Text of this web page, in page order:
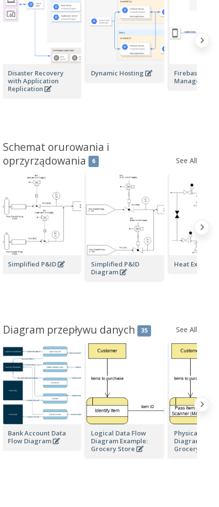
Disaster Recovery
with Application
Replication
Dynamic Hosting
Firebase and
Managed
Schemat orurowania i
oprzyrządowania
6 See All
Simplified P&ID
Simplified P&ID
Diagram
Heat
Diagram przepływu danych 35 See All
Bank Account Data
Flow Diagram
Logical Data Flow
Diagram Example:
Grocery Store
Physical Data
Diagram
Grocery Store